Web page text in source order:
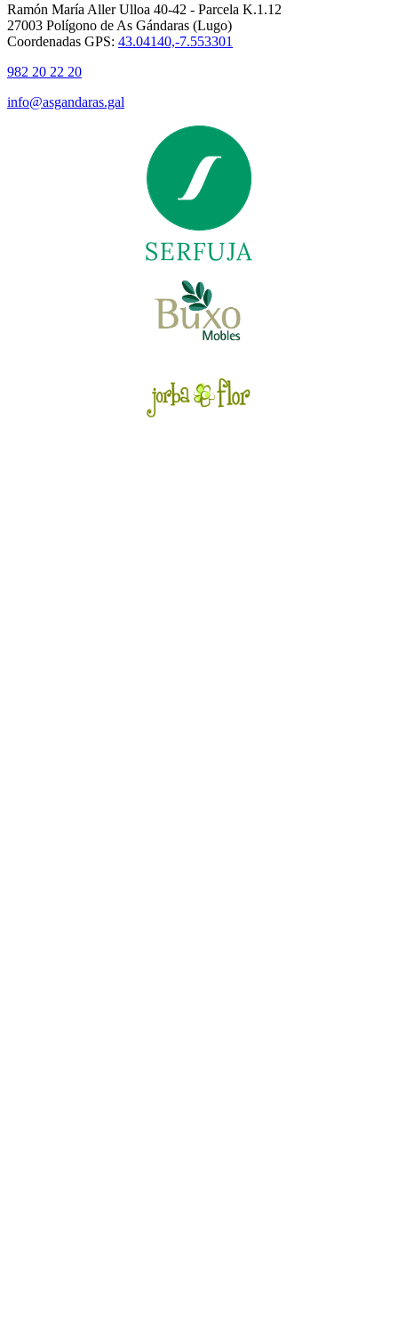
Ramón María Aller Ulloa 40-42 - Parcela K.1.12
27003 Polígono de As Gándaras (Lugo)
Coordenadas GPS: 43.04140,-7.553301
982 20 22 20
info@asgandaras.gal